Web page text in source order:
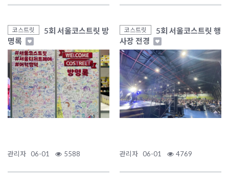
코스트릿
5회 서울코스트릿 방
명록
관리자 06-01 5588
코스트릿
5회 서울코스트릿 행
사장 전경
관리자 06-01 4769